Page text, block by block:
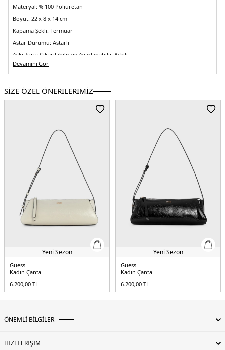
Materyal: % 100 Poliüretan
Boyut: 22 x 8 x 14 cm
Kapama Şekli: Fermuar
Astar Durumu: Astarlı
Askı Türü: Çıkarılabilir ve Ayarlanabilir Askılı
Menşei:Endonezya
logo detaylı charm
Devamını Gör
SİZE ÖZEL ÖNERİLERİMİZ
Yeni Sezon
Guess
Kadın Çanta
6.200,00 TL
Yeni Sezon
Guess
Kadın Çanta
6.200,00 TL
ÖNEMLİ BİLGİLER
HIZLI ERİŞİM